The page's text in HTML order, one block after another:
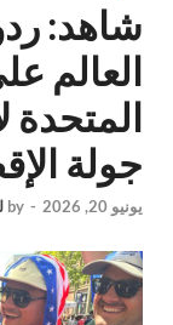
شاهد:
العالم
المتحدة
جولة
يونيو 20, 2026 -
by